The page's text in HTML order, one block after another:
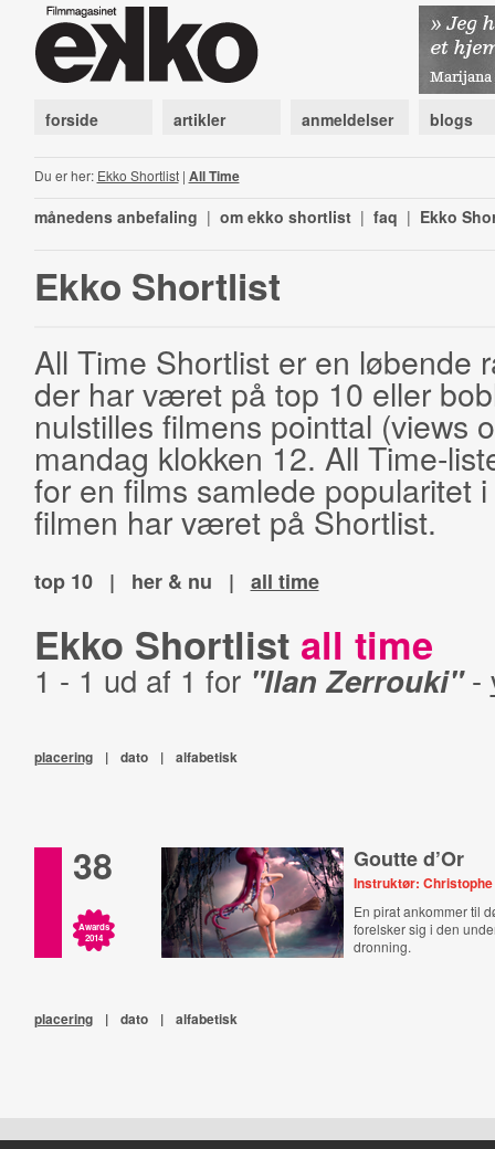
forside artikler anmeldelser blogs
Du er her: Ekko Shortlist| All Time
månedens anbefaling | om ekko shortlist | faq | Ekko
Ekko Shortlist
All Time Shortlist er en løbende
der har været på top 10 eller
nulstilles filmens pointtal (views
mandag klokken 12. All Time-
for en films samlede popularitet
filmen har været på Shortlist.
top 10 | her & nu | all time
Ekko Shortlist all time
1 - 1 ud af 1 for "Ilan Zerrouki"-
placering | dato | alfabetisk
38
Awards
2014
Goutte d’Or
Instruktør:
En pirat ankommer til
forelsker sig i den
dronning.
placering | dato | alfabetisk